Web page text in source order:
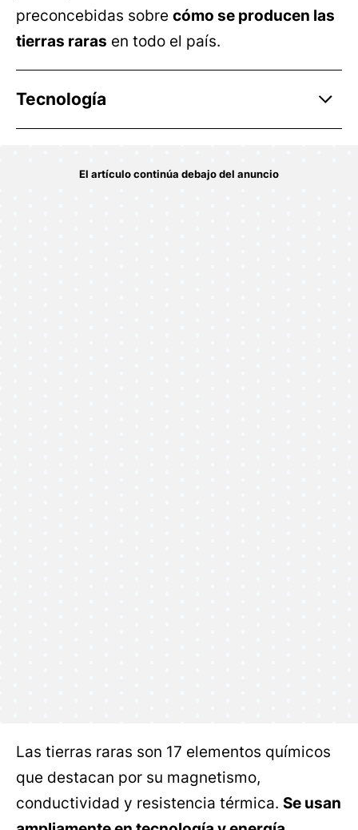
preconcebidas sobre cómo se producen las
tierras raras en todo el país.
Tecnología
Las tierras raras son 17 elementos químicos
que destacan por su magnetismo,
conductividad y resistencia térmica. Se usan